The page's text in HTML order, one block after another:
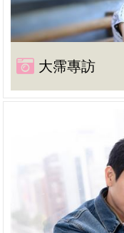
大霈專訪